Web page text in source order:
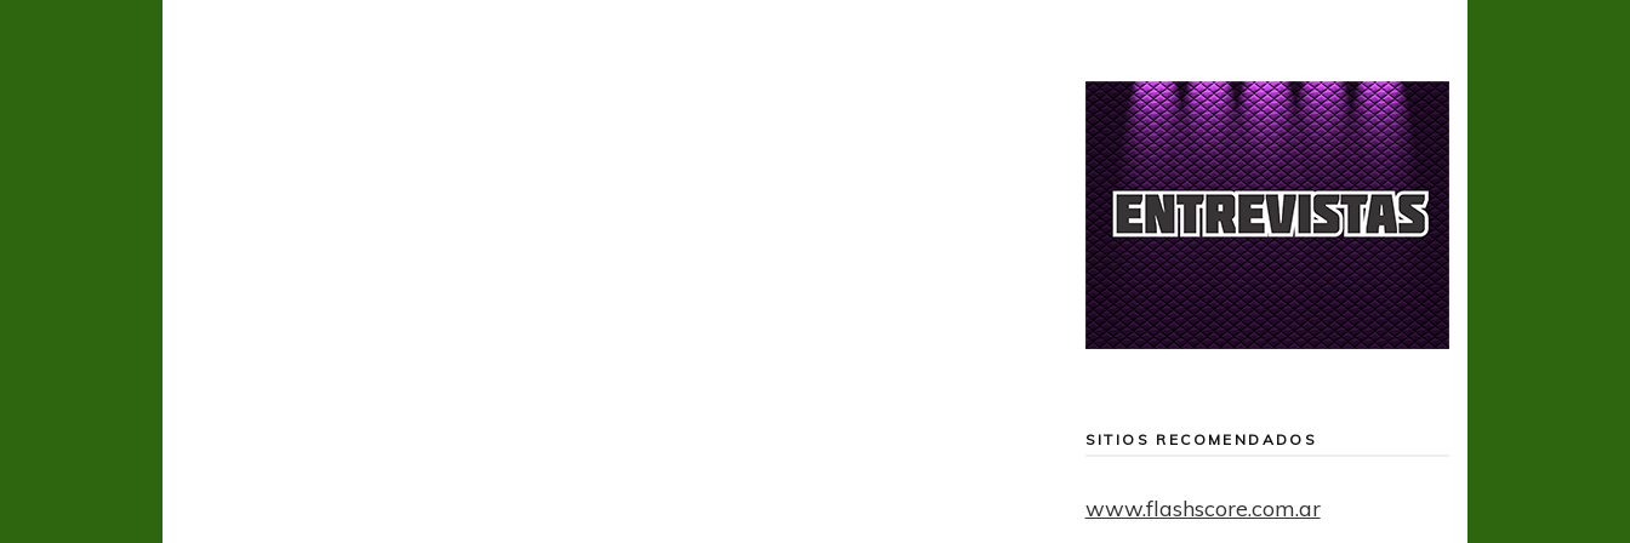
SITIOS RECOMENDADOS
www.flashscore.com.ar